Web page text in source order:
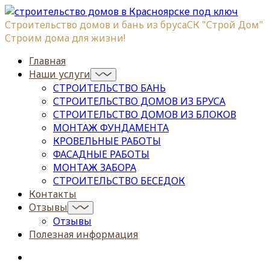
Строительство домов и бань из брусаСК "Строй Дом"
Строим дома для жизни!
Главная
Наши услуги
СТРОИТЕЛЬСТВО БАНЬ
СТРОИТЕЛЬСТВО ДОМОВ ИЗ БРУСА
СТРОИТЕЛЬСТВО ДОМОВ ИЗ БЛОКОВ
МОНТАЖ ФУНДАМЕНТА
КРОВЕЛЬНЫЕ РАБОТЫ
ФАСАДНЫЕ РАБОТЫ
МОНТАЖ ЗАБОРА
СТРОИТЕЛЬСТВО БЕСЕДОК
Контакты
Отзывы
Отзывы
Полезная информация